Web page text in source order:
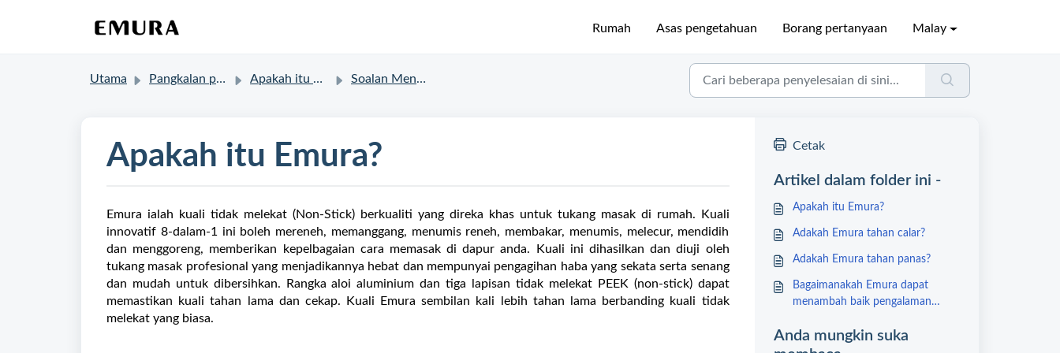
Rumah Asas pengetahuan Borang pertanyaan Malay
Utama Pangkalan pengetahuan Apakah itu Emura? Soalan Mengenai Emura
Apakah itu Emura?
Emura ialah kuali tidak melekat (Non-Stick) berkualiti yang direka khas untuk tukang masak di rumah. Kuali
innovatif 8-dalam-1 ini boleh mereneh, memanggang, menumis reneh, membakar, menumis, melecur, mendidih
dan menggoreng, memberikan kepelbagaian cara memasak di dapur anda. Kuali ini dihasilkan dan diuji oleh
tukang masak profesional yang menjadikannya hebat dan mempunyai pengagihan haba yang sekata serta senang
dan mudah untuk dibersihkan. Rangka aloi aluminium dan tiga lapisan tidak melekat PEEK (non-stick) dapat
memastikan kuali tahan lama dan cekap. Kuali Emura sembilan kali lebih tahan lama berbanding kuali tidak
melekat yang biasa.
Cetak
Artikel dalam folder ini -
Apakah itu Emura?
Adakah Emura tahan calar?
Adakah Emura tahan panas?
Bagaimanakah Emura dapat
menambah baik pengalaman
Anda mungkin suka